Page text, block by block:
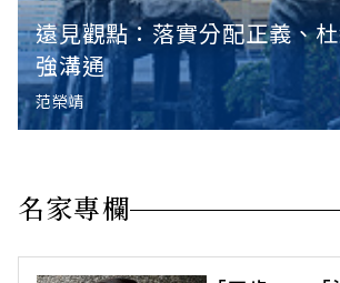
遠見觀點：落實分配正義、
強溝通
范榮靖
名家專欄